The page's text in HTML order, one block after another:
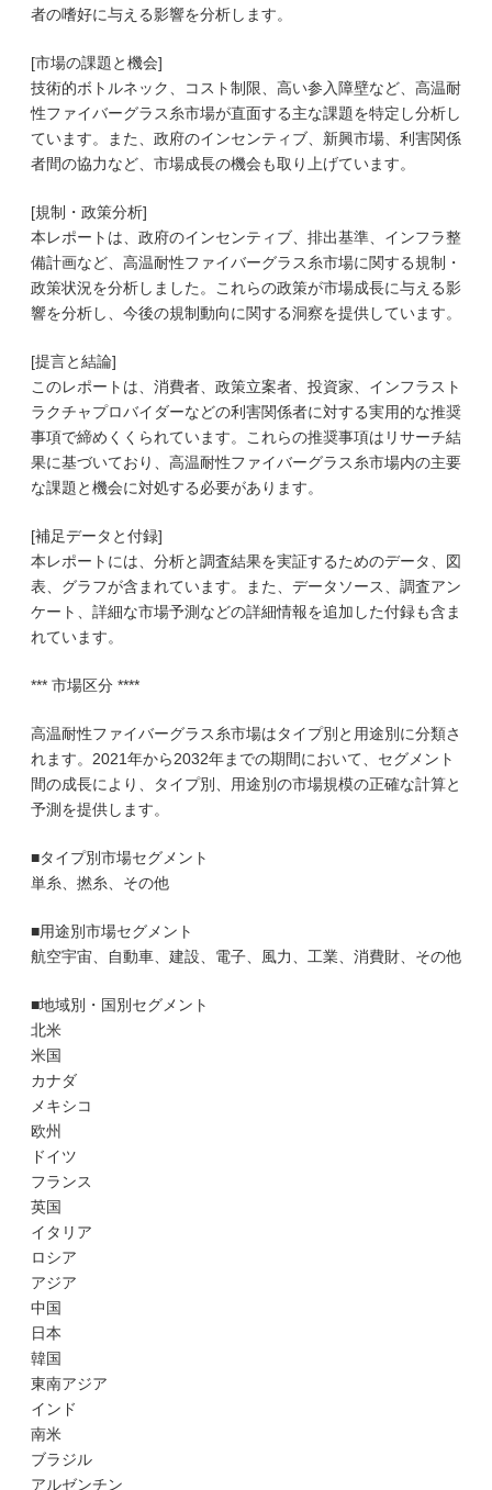
者の嗜好に与える影響を分析します。
[市場の課題と機会]
技術的ボトルネック、コスト制限、高い参入障壁など、高温耐
性ファイバーグラス糸市場が直面する主な課題を特定し分析し
ています。また、政府のインセンティブ、新興市場、利害関係
者間の協力など、市場成長の機会も取り上げています。
[規制・政策分析]
本レポートは、政府のインセンティブ、排出基準、インフラ整
備計画など、高温耐性ファイバーグラス糸市場に関する規制・
政策状況を分析しました。これらの政策が市場成長に与える影
響を分析し、今後の規制動向に関する洞察を提供しています。
[提言と結論]
このレポートは、消費者、政策立案者、投資家、インフラスト
ラクチャプロバイダーなどの利害関係者に対する実用的な推奨
事項で締めくくられています。これらの推奨事項はリサーチ結
果に基づいており、高温耐性ファイバーグラス糸市場内の主要
な課題と機会に対処する必要があります。
[補足データと付録]
本レポートには、分析と調査結果を実証するためのデータ、図
表、グラフが含まれています。また、データソース、調査アン
ケート、詳細な市場予測などの詳細情報を追加した付録も含ま
れています。
*** 市場区分 ****
高温耐性ファイバーグラス糸市場はタイプ別と用途別に分類さ
れます。2021年から2032年までの期間において、セグメント
間の成長により、タイプ別、用途別の市場規模の正確な計算と
予測を提供します。
■タイプ別市場セグメント
単糸、撚糸、その他
■用途別市場セグメント
航空宇宙、自動車、建設、電子、風力、工業、消費財、その他
■地域別・国別セグメント
北米
米国
カナダ
メキシコ
欧州
ドイツ
フランス
英国
イタリア
ロシア
アジア
中国
日本
韓国
東南アジア
インド
南米
ブラジル
アルゼンチン